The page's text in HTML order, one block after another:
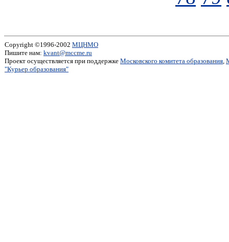
Copyright ©1996-2002 МЦНМО
Пишите нам: kvant@mccme.ru
Проект осуществляется при поддержке Московского комитета образования,
"Курьер образования"